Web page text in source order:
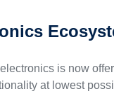
is now
at lowest